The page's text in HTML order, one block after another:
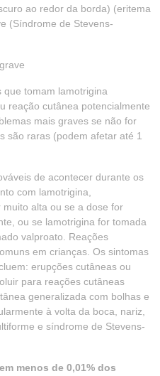
ao redor da borda) (eritema
(Síndrome de Stevens-
que tomam lamotrigina
reação cutânea potencialmente
mais graves se não for
são raras (podem afetar até 1
de acontecer durante os
com lamotrigina,
alta ou se a dose for
ou se lamotrigina for tomada
valproato. Reações
em crianças. Os sintomas
erupções cutâneas ou
para reações cutâneas
generalizada com bolhas e
à volta da boca, nariz,
e síndrome de Stevens-
menos de 0,01% dos